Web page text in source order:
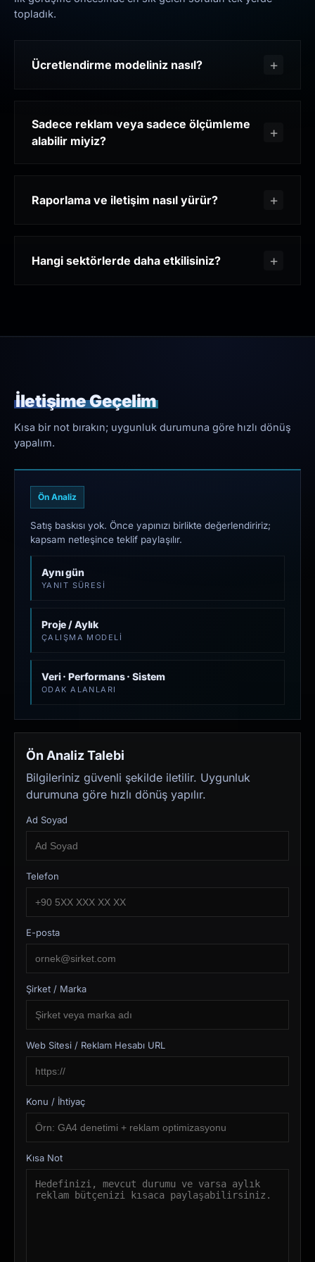
topladık.
Ücretlendirme modeliniz nasıl?
Sadece reklam veya sadece ölçümleme
alabilir miyiz?
Raporlama ve iletişim nasıl yürür?
Hangi sektörlerde daha etkilisiniz?
İletişime Geçelim
Kısa bir not bırakın; uygunluk durumuna göre hızlı dönüş
yapalım.
Ön Analiz
Satış baskısı yok. Önce yapınızı birlikte değerlendiririz;
kapsam netleşince teklif paylaşılır.
Aynı gün
YANIT SÜRESI
Proje / Aylık
ÇALIŞMA MODELI
Veri · Performans · Sistem
ODAK ALANLARI
Ön Analiz Talebi
Bilgileriniz güvenli şekilde iletilir. Uygunluk
durumuna göre hızlı dönüş yapılır.
Ad Soyad
Telefon
E-posta
Şirket / Marka
Web Sitesi / Reklam Hesabı URL
Konu / İhtiyaç
Kısa Not